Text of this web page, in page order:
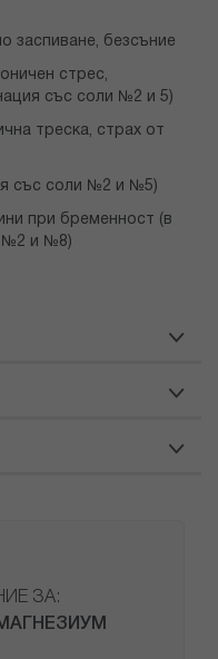
заспиване, безсъние
стрес,
със соли №2 и 5)
треска, страх от
със соли №2 и №5)
при бременност (в
№2 и №8)
ЗА: